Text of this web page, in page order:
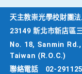
天主教崇光學校財團
23149 新北市新店區
No. 18, Sanmin
Taiwan (R.O.C.)
聯絡電話
02-